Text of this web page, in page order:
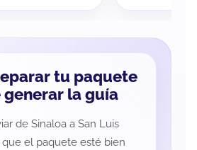
tu paquete
generar la guía
de Sinaloa a San Luis
que el paquete esté bien